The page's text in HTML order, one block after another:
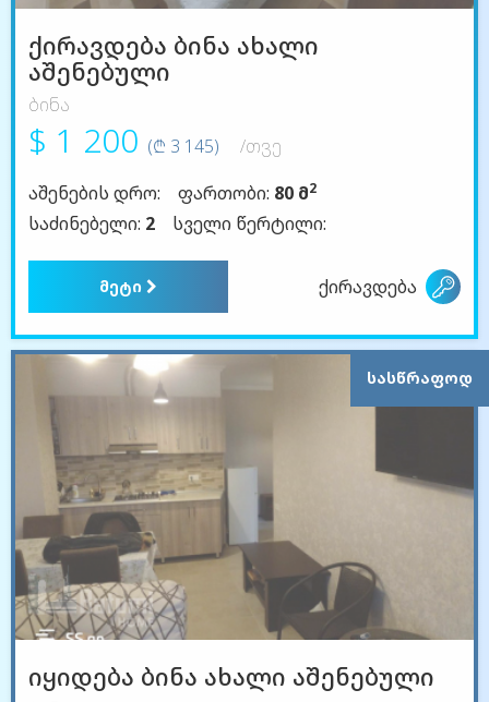
ქირავდება ბინა ახალი
აშენებული
ბინა
$ 1 200 (₾ 3 145)
/თვე
აშენების დრო:
ფართობი: 80 მ2
საძინებელი: 2 სველი წერტილი:
მეტი ქირავდება
ᲡᲐᲡᲬᲠᲐᲤᲝᲓ
იყიდება ბინა ახალი აშენებული